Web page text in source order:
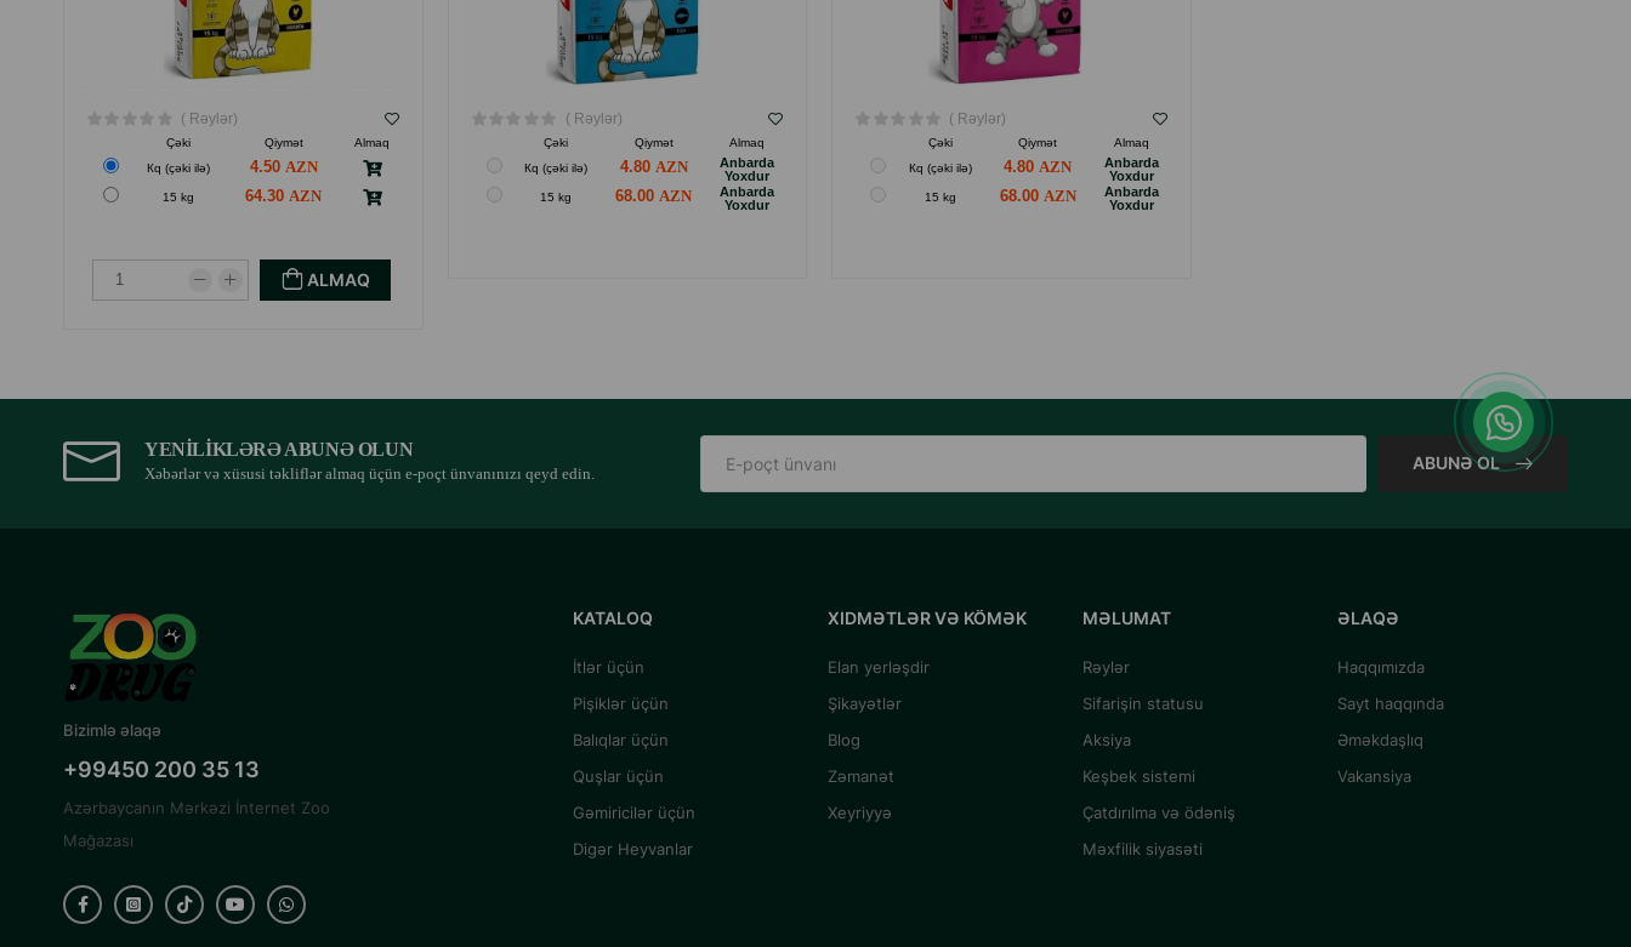
( Rəylər)
Çəki Qiymət
Almaq
Кq (çəki ilə)
4.50
15 kg 64.30
ALMAQ
( Rəylər)
Çəki Qiymət
Almaq
Кq (çəki ilə)
4.80
Anbarda
Yoxdur
15 kg 68.00
Anbarda
Yoxdur
( Rəylər)
Çəki Qiymət
Almaq
Кq (çəki ilə)
4.80
Anbarda
Yoxdur
15 kg 68.00
Anbarda
Yoxdur
YENILIKLƏRƏ ABUNƏ OLUN
Xəbərlər və xüsusi təkliflər almaq üçün e-poçt ünvanınızı qeyd edin.
ABUNƏ OL
Bizimlə əlaqə
+99450 200 35 13
Azərbaycanın Mərkəzi İnternet Zoo
Mağazası
KATALOQ
İtlər üçün
Pişiklər üçün
Balıqlar üçün
Quşlar üçün
Gəmiricilər üçün
Digər Heyvanlar
XIDMƏTLƏR VƏ KÖMƏK
Elan yerləşdir
Şikayətlər
Blog
Zəmanət
Xeyriyyə
MƏLUMAT
Rəylər
Sifarişin statusu
Aksiya
Keşbek sistemi
Çatdırılma və ödəniş
Məxfilik siyasəti
ƏLAQƏ
Haqqımızda
Sayt haqqında
Əməkdaşlıq
Vakansiya